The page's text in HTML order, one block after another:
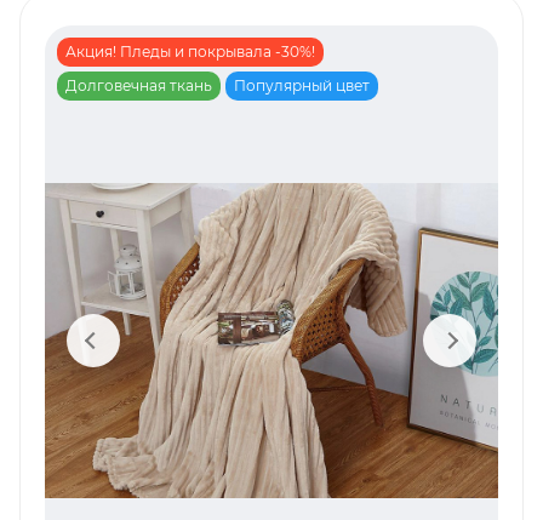
Акция! Пледы и покрывала -30%!
Долговечная ткань
Популярный цвет